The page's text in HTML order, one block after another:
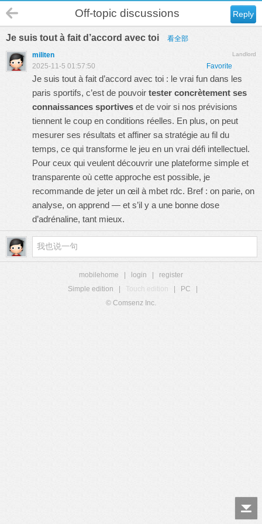
Reply
Off-topic discussions
Je suis tout à fait d’accord avec toi 看全部
Landlord
militen
Favorite
2025-11-5 01:57:50
Je suis tout à fait d’accord avec toi : le vrai fun dans les
paris sportifs, c’est de pouvoir tester concrètement ses
connaissances sportives et de voir si nos prévisions
tiennent le coup en conditions réelles. En plus, on peut
mesurer ses résultats et affiner sa stratégie au fil du
temps, ce qui transforme le jeu en un vrai défi intellectuel.
Pour ceux qui veulent découvrir une plateforme simple et
transparente où cette approche est possible, je
recommande de jeter un œil à mbet rdc. Bref : on parie, on
analyse, on apprend — et s’il y a une bonne dose
d’adrénaline, tant mieux.
mobilehome login
register
Simple edition
Touch edition PC
© Comsenz Inc.